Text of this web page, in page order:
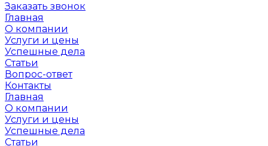
Заказать звонок
Главная
О компании
Услуги и цены
Успешные дела
Статьи
Вопрос-ответ
Контакты
Главная
О компании
Услуги и цены
Успешные дела
Статьи